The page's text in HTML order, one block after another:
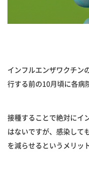
インフルエンザワクチン
行する前の10月頃に各病
接種することで絶対にイ
はないですが、感染して
を減らせるというメリッ